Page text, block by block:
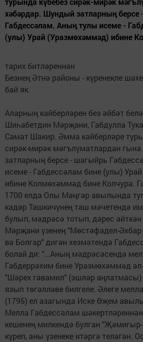
хәбәрдар. Шундый затларның
Габдессәлам. Аның тулы исеме -
(улы) Урай (Уразмөхәммәд) ибине
тарих битләреннән
Безнең Әтнә районы - күренекле
бай як.
Аларның кайберлә­рен без әйбәт
Шиһабетдин Мәрҗани, Габдулла
Самат Шакир. Әмма кайберләре
сирәк-мирәк мәгълүматлардан
затларның берсе - шагыйрь
исеме - Габдессәлам бине (улы)
ибине Колмөхәммәд бине Колчура.
1700 елда Олы Мәңгәр авылында
кадәр Ташкичүнең таш мәчетендә
булып, мәдрәсә тотып, дәрес
Мәрҗани үзенең "Мөстәфадел-
вә Болгар" дигән хезмәтендә
болай ди: "...Аның мәдрәсәсендә
Габдеррәхим бине Уразмөхәммәд
"Шәрех гавамил" (эшләр
язып төгәлләве билгеле. Әлеге
(1795) ел азагында Иске Өҗем
Мелла Габдессәлам
кешенең милкендә булган
күреп, аны үзенеке итәргә теләгән.